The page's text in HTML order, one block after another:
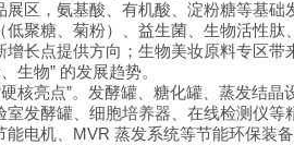
展区，氨基酸、有机酸、淀粉糖等基础
低聚糖、菊粉）、益生菌、生物活性肽
增长点提供方向；生物美妆原料专区带
生物” 的发展趋势。
硬核亮点”。发酵罐、糖化罐、蒸发结晶
室发酵罐、细胞培养器、在线检测仪等
电机、 MVR 蒸发系统等节能环保装